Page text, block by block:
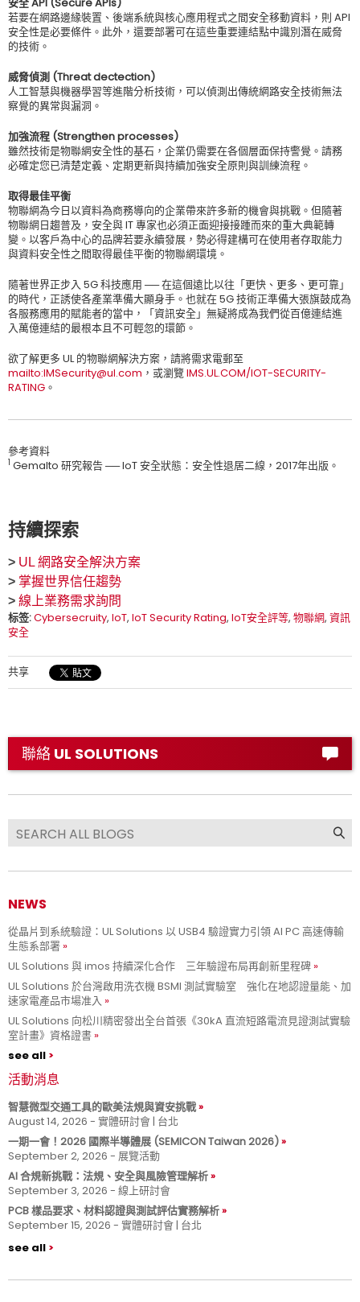
若要在網路邊緣裝置、後端系統與核心應用程式之間安全移動資料，則 API
安全性是必要條件。此外，還要部署可在這些重要連結點中識別潛在威脅
的技術。
威脅偵測 (Threat dectection)
人工智慧與機器學習等進階分析技術，可以偵測出傳統網路安全技術無法
察覺的異常與漏洞。
加強流程 (Strengthen processes)
雖然技術是物聯網安全性的基石，企業仍需要在各個層面保持警覺。請務
必確定您已清楚定義、定期更新與持續加強安全原則與訓練流程。
取得最佳平衡
物聯網為今日以資料為商務導向的企業帶來許多新的機會與挑戰。但隨著
物聯網日趨普及，安全與 IT 專家也必須正面迎接接踵而來的重大典範轉
變。以客戶為中心的品牌若要永續發展，勢必得建構可在使用者存取能力
與資料安全性之間取得最佳平衡的物聯網環境。
隨著世界正步入 5G 科技應用 ── 在這個遠比以往「更快、更多、更可靠」
的時代，正誘使各產業準備大顯身手。也就在 5G 技術正準備大張旗鼓成為
各服務應用的賦能者的當中，「資訊安全」無疑將成為我們從百億連結進
入萬億連結的最根本且不可輕忽的環節。
欲了解更多 UL 的物聯網解決方案，請將需求電郵至
mailto:IMSecurity@ul.com ，或瀏覽IMS.UL.COM/IOT-SECURITY-
RATING 。
參考資料
1 Gemalto 研究報告 ── IoT 安全狀態：安全性退居二線，2017年出版。
持續探索
> UL 網路安全解決方案
> 掌握世界信任趨勢
> 線上業務需求詢問
标签:Cybersecruity, IoT, IoT Security Rating, IoT安全評等, 物聯網, 資訊
安全
共享
聯絡 UL SOLUTIONS
NEWS
從晶片到系統驗證：UL Solutions 以 USB4 驗證實力引領 AI PC 高速傳輸
生態系部署
UL Solutions 與 imos 持續深化合作 三年驗證布局再創新里程碑
UL Solutions 於台灣啟用洗衣機 BSMI 測試實驗室 強化在地認證量能、加
速家電產品市場准入
UL Solutions 向松川精密發出全台首張《30kA 直流短路電流見證測試實驗
室計畫》資格證書
see all
活動消息
智慧微型交通工具的歐美法規與資安挑戰
August 14, 2026 - 實體研討會 | 台北
一期一會！2026 國際半導體展 (SEMICON Taiwan 2026)
September 2, 2026 - 展覽活動
AI 合規新挑戰：法規、安全與風險管理解析
September 3, 2026 - 線上研討會
PCB 樣品要求、材料認證與測試評估實務解析
September 15, 2026 - 實體研討會 | 台北
see all